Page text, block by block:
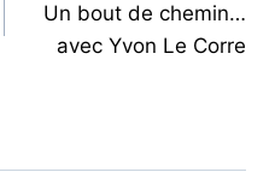
Un bout de chemin…
avec Yvon Le Corre